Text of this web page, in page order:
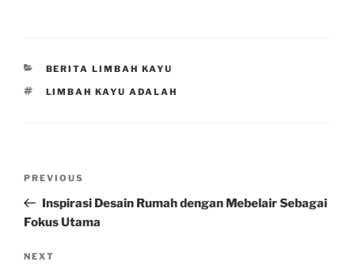
CATEGORIES
BERITA LIMBAH KAYU
TAGS
LIMBAH KAYU ADALAH
Previous
Post
PREVIOUS
Inspirasi Desain Rumah dengan Mebelair Sebagai
Fokus Utama
Next
NEXT